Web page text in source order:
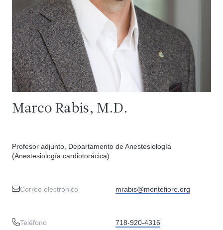
Marco Rabis, M.D.
Profesor adjunto, Departamento de Anestesiología
(Anestesiología cardiotorácica)
Correo electrónico mrabis@montefiore.org
Teléfono 718-920-4316